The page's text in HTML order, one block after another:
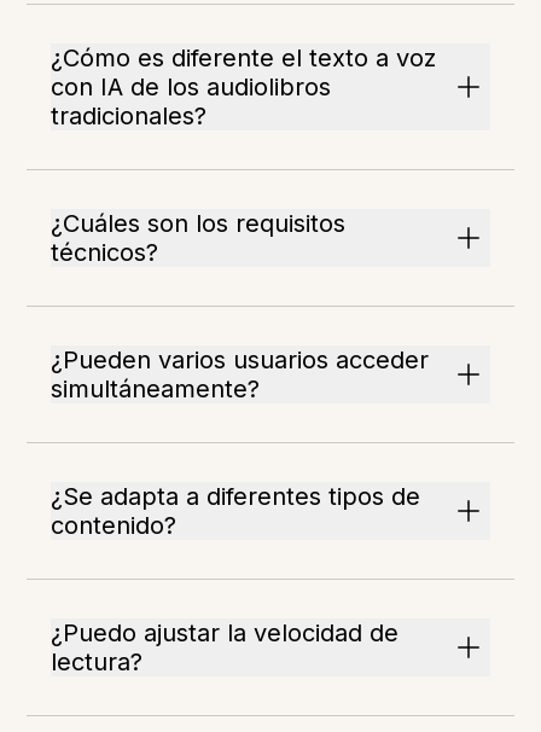
¿Cómo es diferente el texto a voz
con IA de los audiolibros
tradicionales?
¿Cuáles son los requisitos
técnicos?
¿Pueden varios usuarios acceder
simultáneamente?
¿Se adapta a diferentes tipos de
contenido?
¿Puedo ajustar la velocidad de
lectura?